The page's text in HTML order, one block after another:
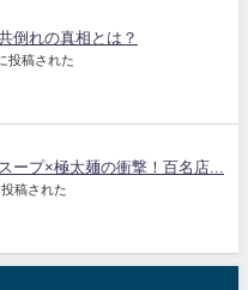
倒れの真相とは？
投稿された
ープ×極太麺の衝撃！百名店...
稿された